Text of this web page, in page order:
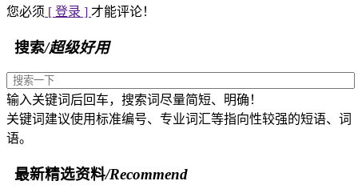
您必须 [ 登录 ] 才能评论！
搜索/超级好用
输入关键词后回车，搜索词尽量简短、明确！
关键词建议使用标准编号、专业词汇等指向性较强的短语、词
语。
最新精选资料/Recommend